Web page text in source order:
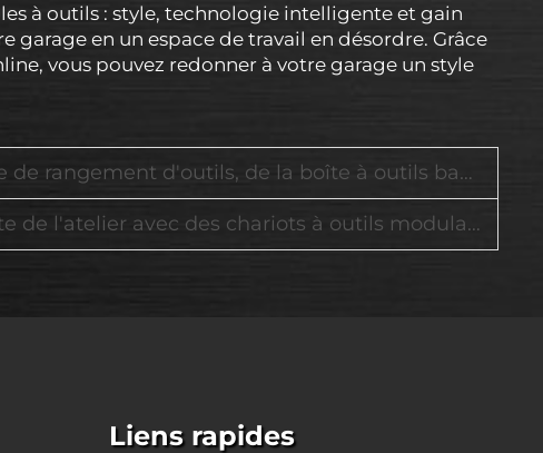
à outils : style, technologie intelligente et gain
garage en un espace de travail en désordre. Grâce
vous pouvez redonner à votre garage un style
d'outils, de la boîte à outils basique au système d'armoire d'atelier complet
des chariots à outils modulaires et des systèmes de stockage robustes
Liens rapides